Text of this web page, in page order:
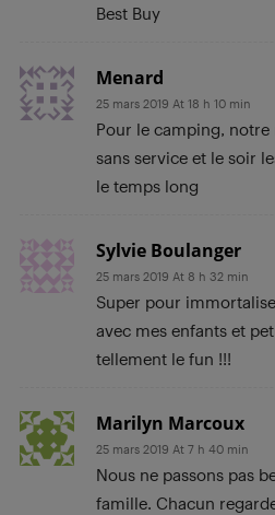
Best Buy
Menard
25 mars 2019 At 18 h 10 min
Pour le camping,
sans service et le soir
le temps long
Sylvie Boulanger
25 mars 2019 At 8 h 32 min
Super pour
avec mes enfants et
tellement le fun !!!
Marilyn Marcoux
25 mars 2019 At 7 h 40 min
Nous ne passons pas
famille. Chacun